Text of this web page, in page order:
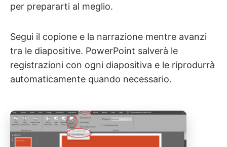
per prepararti al meglio.
Segui il copione e la narrazione mentre avanzi
tra le diapositive. PowerPoint salverà le
registrazioni con ogni diapositiva e le riprodurrà
automaticamente quando necessario.